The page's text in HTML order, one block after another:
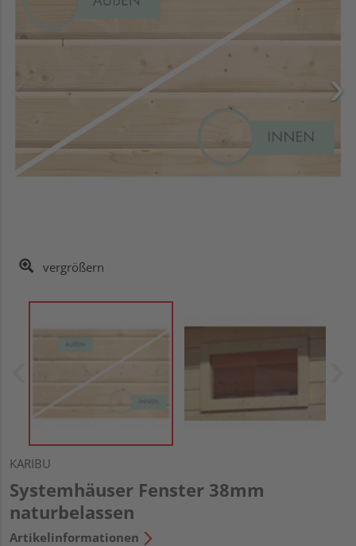
vergrößern
KARIBU
Systemhäuser Fenster 38mm
naturbelassen
Artikelinformationen